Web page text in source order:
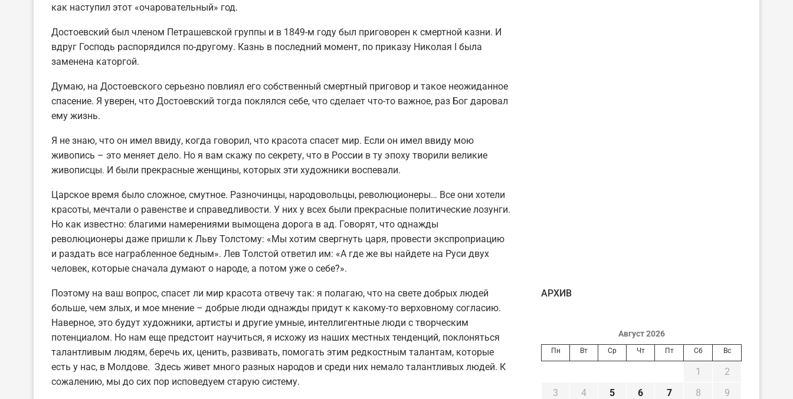
как наступил этот «очаровательный» год.
Достоевский был членом Петрашевской группы и в 1849-м году был приговорен к смертной казни. И
вдруг Господь распорядился по-другому. Казнь в последний момент, по приказу Николая I была
заменена каторгой.
Думаю, на Достоевского серьезно повлиял его собственный смертный приговор и такое неожиданное
спасение. Я уверен, что Достоевский тогда поклялся себе, что сделает что-то важное, раз Бог даровал
ему жизнь.
Я не знаю, что он имел ввиду, когда говорил, что красота спасет мир. Если он имел ввиду мою
живопись – это меняет дело. Но я вам скажу по секрету, что в России в ту эпоху творили великие
живописцы. И были прекрасные женщины, которых эти художники воспевали.
Царское время было сложное, смутное. Разночинцы, народовольцы, революционеры… Все они хотели
красоты, мечтали о равенстве и справедливости. У них у всех были прекрасные политические лозунги.
Но как известно: благими намерениями вымощена дорога в ад. Говорят, что однажды
революционеры даже пришли к Льву Толстому: «Мы хотим свергнуть царя, провести экспроприацию
и раздать все награбленное бедным». Лев Толстой ответил им: «А где же вы найдете на Руси двух
человек, которые сначала думают о народе, а потом уже о себе?».
Поэтому на ваш вопрос, спасет ли мир красота отвечу так: я полагаю, что на свете добрых людей
больше, чем злых, и мое мнение – добрые люди однажды придут к какому-то верховному согласию.
Наверное, это будут художники, артисты и другие умные, интеллигентные люди с творческим
потенциалом. Но нам еще предстоит научиться, я исхожу из наших местных тенденций, поклоняться
талантливым людям, беречь их, ценить, развивать, помогать этим редкостным талантам, которые
есть у нас, в Молдове. Здесь живет много разных народов и среди них немало талантливых людей. К
сожалению, мы до сих пор исповедуем старую систему.
AРХИВ
Август 2026
Пн Вт Ср Чт Пт Сб Вс
1
2
3
4 5 6 7 8
9